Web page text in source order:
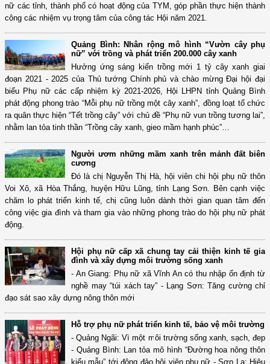
nữ các tỉnh, thành phố có hoạt động của TYM, góp phần thực hiện thành
công các nhiệm vụ trọng tâm của công tác Hội năm 2021.
Quảng Bình: Nhân rộng mô hình “Vườn cây phụ
nữ” với trồng và phát triển 200.000 cây xanh
Hưởng ứng sáng kiến trồng mới 1 tỷ cây xanh giai
đoạn 2021 - 2025 của Thủ tướng Chính phủ và chào mừng Đại hội đại
biểu Phụ nữ các cấp nhiệm kỳ 2021-2026, Hội LHPN tỉnh Quảng Bình
phát động phong trào “Mỗi phụ nữ trồng một cây xanh”, đồng loạt tổ chức
ra quân thực hiện “Tết trồng cây” với chủ đề “Phụ nữ vun trồng tương lai”,
nhằm lan tỏa tinh thần “Trồng cây xanh, gieo mầm hạnh phúc”…
Người ươm những mầm xanh trên mảnh đất biên
cương
Đó là chị Nguyễn Thị Hà, hội viên chi hội phụ nữ thôn
Voi Xô, xã Hòa Thắng, huyện Hữu Lũng, tỉnh Lạng Sơn. Bên cạnh việc
chăm lo phát triển kinh tế, chị cũng luôn dành thời gian quan tâm đến
công việc gia đình và tham gia vào những phong trào do hội phụ nữ phát
động.
Hội phụ nữ cấp xã chung tay cải thiện kinh tế gia
đình và xây dựng môi trường sống xanh
- An Giang: Phụ nữ xã Vĩnh An có thu nhập ổn định từ
nghề may “túi xách tay” - Lạng Sơn: Tăng cường chỉ
đạo sát sao xây dựng nông thôn mới
Hỗ trợ phụ nữ phát triển kinh tế, bảo vệ môi trường
- Quảng Ngãi: Vì một môi trường sống xanh, sạch, đep
- Quảng Bình: Lan tỏa mô hình “Đường hoa nông thôn
kiểu mẫu” tới đông đảo hội viên phụ nữ - Sơn La: Hiệu